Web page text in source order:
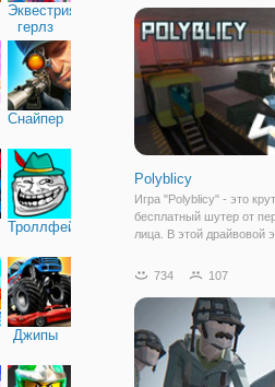
Эквестрия
герлз
Снайпер
Троллфейс
Джипы
метание стрелами,
Polyblicy
Игра "Polyblicy" - это
бесплатный шутер от
лица. В этой драйвовой
многопользовательском
уголков мира. Если вы
прокачивать своего
734 107